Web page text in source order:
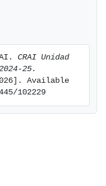
CRAI Unidad
25.
Available
102229